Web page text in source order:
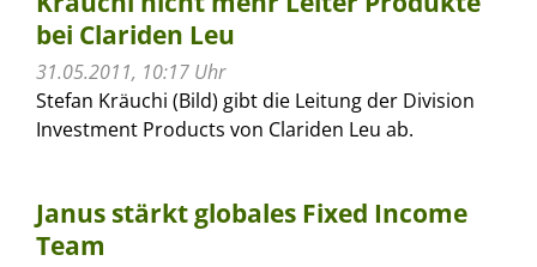
bei Clariden Leu
31.05.2011, 10:17 Uhr
Stefan Kräuchi (Bild) gibt die Leitung der Division
Investment Products von Clariden Leu ab.
Janus stärkt globales Fixed Income
Team